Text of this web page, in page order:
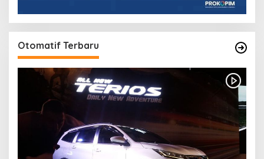
Otomatif Terbaru